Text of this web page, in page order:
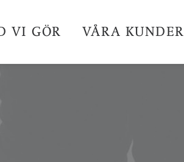
VI GÖR VÅRA KUNDER